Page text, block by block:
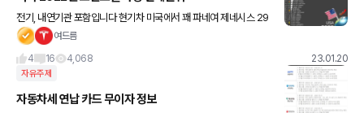
전기, 내연기관 포함입니다 현기차 미국에서 꽤 파네여 제네시스 29
위
여드름
4
16 4,068 23.01.20
자유주제
자동차세 연납 카드 무이자 정보